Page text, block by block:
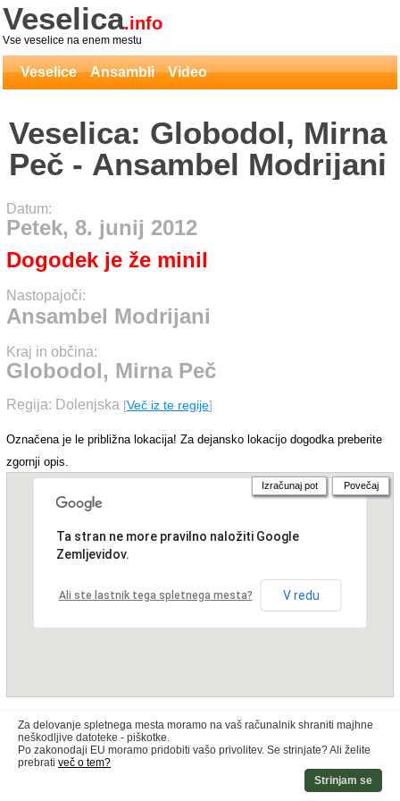
Veselica.info
Vse veselice na enem mestu
Veselice Ansambli Video
Veselica: Globodol, Mirna
Peč - Ansambel Modrijani
Datum:
Petek, 8. junij 2012
Dogodek je že minil
Nastopajoči:
Ansambel Modrijani
Kraj in občina:
Globodol, Mirna Peč
Regija: Dolenjska [Več iz te regije]
Označena je le približna lokacija! Za dejansko lokacijo dogodka preberite
zgornji opis.
Ta stran ne more pravilno naložiti Google
Zemljevidov.
Ali ste lastnik tega spletnega mesta? V redu
Izračunaj pot Povečaj
Za delovanje spletnega mesta moramo na vaš računalnik shraniti majhne
neškodljive datoteke - piškotke.
Po zakonodaji EU moramo pridobiti vašo privolitev. Se strinjate? Ali želite
prebrati več o tem?
Strinjam se